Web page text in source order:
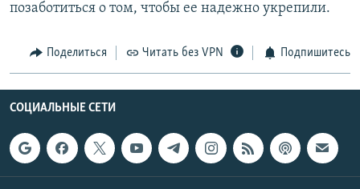
позаботиться о том, чтобы ее надежно укрепили.
Поделиться Читать без VPN Подпишитесь
СОЦИАЛЬНЫЕ СЕТИ